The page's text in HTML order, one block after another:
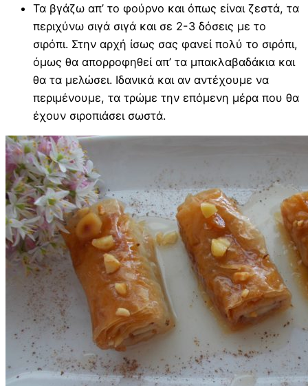
Τα βγάζω απ’ το φούρνο και όπως είναι ζεστά, τα
περιχύνω σιγά σιγά και σε 2-3 δόσεις με το
σιρόπι. Στην αρχή ίσως σας φανεί πολύ το σιρόπι,
όμως θα απορροφηθεί απ’ τα μπακλαβαδάκια και
θα τα μελώσει. Ιδανικά και αν αντέχουμε να
περιμένουμε, τα τρώμε την επόμενη μέρα που θα
έχουν σιροπιάσει σωστά.